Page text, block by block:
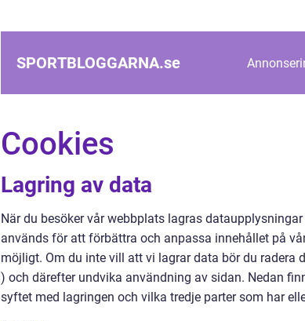
SPORTBLOGGARNA.se
Cookies
Lagring av data
När du besöker vår webbplats lagras
används för att förbättra och anpassa innehållet på
möjligt. Om du inte vill att vi lagrar data bör du radera
) och därefter undvika användning av sidan. Nedan
syftet med lagringen och vilka tredje parter som har